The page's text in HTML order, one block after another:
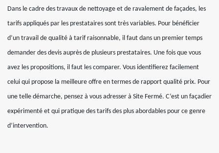
Dans le cadre des travaux de nettoyage et de ravalement de façades, les
tarifs appliqués par les prestataires sont très variables. Pour bénéficier
d’un travail de qualité à tarif raisonnable, il faut dans un premier temps
demander des devis auprès de plusieurs prestataires. Une fois que vous
avez les propositions, il faut les comparer. Vous identifierez facilement
celui qui propose la meilleure offre en termes de rapport qualité prix. Pour
une telle démarche, pensez à vous adresser à Site Fermé. C’est un façadier
expérimenté et qui pratique des tarifs des plus abordables pour ce genre
d’intervention.